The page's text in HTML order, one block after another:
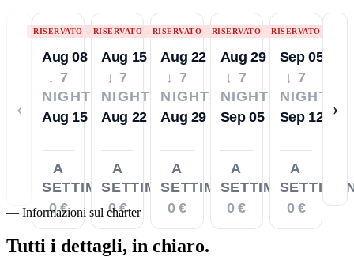
‹
RISERVATO
Aug 08
↓ 7
NIGHTS
Aug 15
A
SETTIMANA
0 €
RISERVATO
Aug 15
↓ 7
NIGHTS
Aug 22
A
SETTIMANA
0 €
RISERVATO
Aug 22
↓ 7
NIGHTS
Aug 29
A
SETTIMANA
0 €
RISERVATO
Aug 29
↓ 7
NIGHTS
Sep 05
A
SETTIMANA
0 €
RISERVATO
Sep 05
↓ 7
NIGHTS
Sep 12
A
0 €
›
— Informazioni sul charter
Tutti i dettagli, in chiaro.